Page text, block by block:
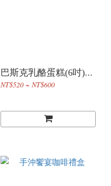
巴斯克乳酪蛋糕(6吋)...
NT$520 ~ NT$600